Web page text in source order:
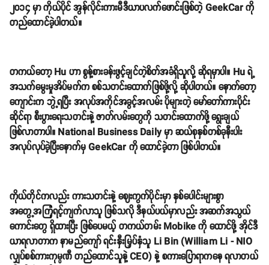
၂၀၁၄ မှာ ကိုယ်ပိုင် အွန်လိုင်းကားမီဒီယာပလက်ဖောင်းဖြစ်တဲ့ GeekCar ကို
တည်ထောင်ခဲ့ပါတယ်။
တကယ်တော့ Hu ဟာ စွန့်စားခန်းဖွင့်ချင်တဲ့စိတ်အခံရှိသူလို့ ဆိုရမှာပါ။ Hu ရဲ့
အသက်မွေးမှုအိပ်မက်က စစ်သတင်းထောက်ဖြစ်ဖို့လို့ ဆိုပါတယ်။ နောက်တော့
ကျောင်းက ဘွဲ့ရပြီး အလုပ်အကိုင်အခွင့်အလမ်း ပိုများတဲ့ မော်တော်ကားပိုင်း
ဆိုင်ရာ စီးပွားရေးသတင်းနဲ့ ဇာတ်လမ်းတွေကို သတင်းထောက်ဖို့ ရွေးချယ်
ဖြစ်လာတာပါ။ National Business Daily မှာ ဆယ်စုနှစ်တစ်ခုနီးပါး
အလုပ်လုပ်ခဲ့ပြီးနောက်မှ GeekCar ကို ထောင်ခဲ့တာ ဖြစ်ပါတယ်။
ကိုယ်တိုင်ကလည်း ကားသတင်းနဲ့ ဈေးကွက်ပိုင်းမှာ နှစ်ပေါင်းများစွာ
အတွေ့အကြုံရင့်ကျက်လာသူ ဖြစ်သလို ဒီနယ်ပယ်မှာလည်း အဆက်အသွယ်
ကောင်းတွေ ရှိထားပြီး ဖြစ်ပေမယ့် တကယ်တမ်း Mobike ကို ထောင်ဖို့ အိုင်ဒီ
ယာရလာတာက နာမည်ကျော် ရင်းနှီးမြှပ်နှံသူ Li Bin (William Li - NIO
လျှပ်စစ်ကားကုမ္ပဏီ တည်ထောင်သူနဲ့ CEO) နဲ့ စကားပြောရာကနေ ရလာတယ်